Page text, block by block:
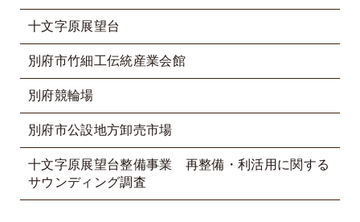
十文字原展望台
別府市竹細工伝統産業会館
別府競輪場
別府市公設地方卸売市場
十文字原展望台整備事業 再整備・利活用に関する
サウンディング調査